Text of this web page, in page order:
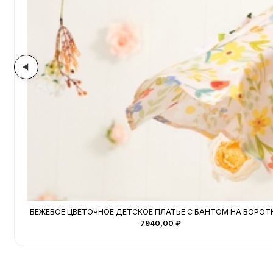
БЕЖЕВОЕ ЦВЕТОЧНОЕ ДЕТСКОЕ ПЛАТЬЕ С БАНТОМ НА
7940,00 ₽